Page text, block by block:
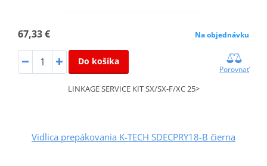
67,33 € Na objednávku
Do košíka
Porovnať
LINKAGE SERVICE KIT SX/SX-F/XC 25>
Vidlica prepákovania K-TECH SDECPRY18-B čierna